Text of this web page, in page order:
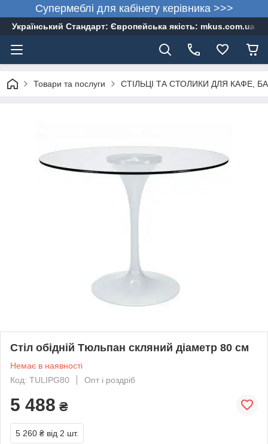
Супермеблі для кабінету керівника >>>
Український Стандарт: Європейська якість: mkus.com.ua
Товари та послуги СТІЛЬЦІ ТА СТОЛИКИ ДЛЯ КАФЕ,
Стіл обідній Тюльпан скляний діаметр 80 см
Немає в наявності
Код: TULIPG80
Опт і роздріб
5 488 ₴
5 260 ₴ від 2 шт.